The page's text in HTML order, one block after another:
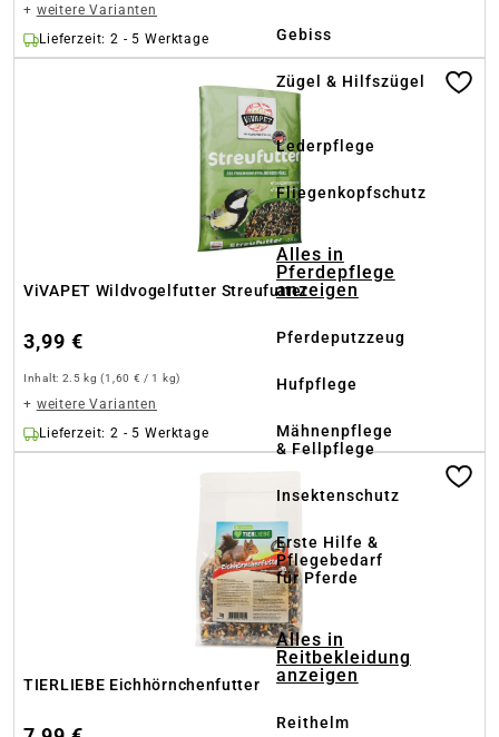
Gebiss
Zügel & Hilfszügel
Lederpflege
Fliegenkopfschutz
Alles in
Pferdepflege
anzeigen
Pferdeputzzeug
Hufpflege
Mähnenpflege
& Fellpflege
Insektenschutz
Erste Hilfe &
Pflegebedarf
für Pferde
Alles in
Reitbekleidung
anzeigen
Reithelm
+ weitere Varianten
Lieferzeit: 2 - 5 Werktage
ViVAPET Wildvogelfutter Streufutter
3,99 €
Inhalt: 2.5 kg(1,60 € / 1 kg)
+ weitere Varianten
Lieferzeit: 2 - 5 Werktage
TIERLIEBE Eichhörnchenfutter